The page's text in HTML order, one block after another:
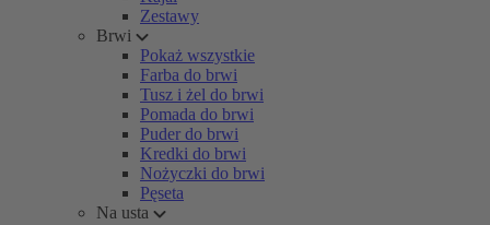
Zestawy
Brwi
Pokaż wszystkie
Farba do brwi
Tusz i żel do brwi
Pomada do brwi
Puder do brwi
Kredki do brwi
Nożyczki do brwi
Pęseta
Na usta